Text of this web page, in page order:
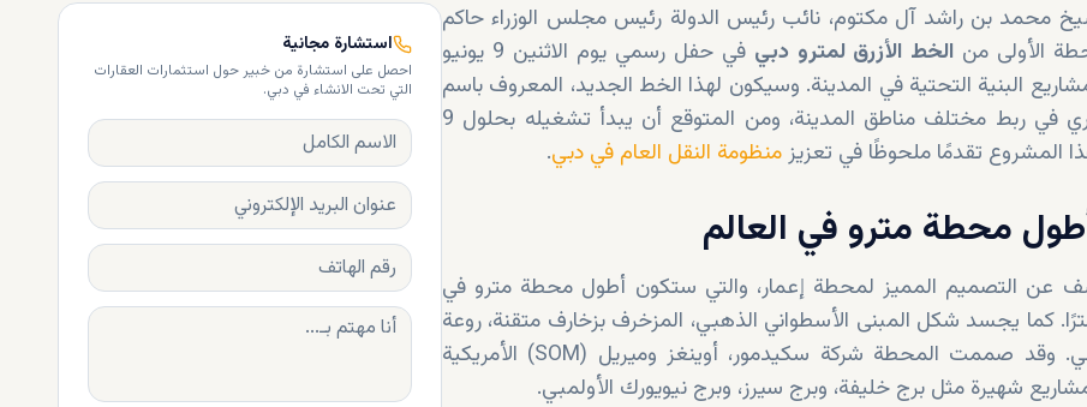
محمد بن راشد آل مكتوم، نائب رئيس الدولة رئيس مجلس الوزراء حاكم
الأولى من الخط الأزرق لمترو دبي
في حفل رسمي يوم الاثنين 9 يونيو
مشاريع البنية التحتية في المدينة. وسيكون لهذا الخط الجديد، المعروف باسم
"الخط الأزرق"، دورٌ محوري في ربط مختلف مناطق المدينة، ومن المتوقع أن يبدأ تشغيله بحلول 9
منظومة النقل العام في دبي.
محطة مترو في العالم
عن التصميم المميز لمحطة إعمار، والتي ستكون أطول محطة مترو في
بارتفاع يبلغ 74 مترًا. كما يجسد شكل المبنى الأسطواني الذهبي، المزخرف بزخارف متقنة، روعة
المعمار المعاصر في دبي. وقد صممت المحطة شركة سكيدمور، أوينغز وميريل (SOM) الأمريكية
شهيرة مثل برج خليفة، وبرج سيرز، وبرج نيويورك الأولمبي.
استشارة مجانية
احصل على استشارة من خبير حول استثمارات العقارات
التي تحت الانشاء في دبي.